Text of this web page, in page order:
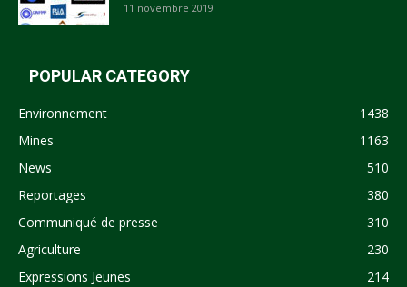
11 novembre 2019
POPULAR CATEGORY
Environnement
1438
Mines
1163
News
510
Reportages
380
Communiqué de presse
310
Agriculture
230
Expressions Jeunes
214